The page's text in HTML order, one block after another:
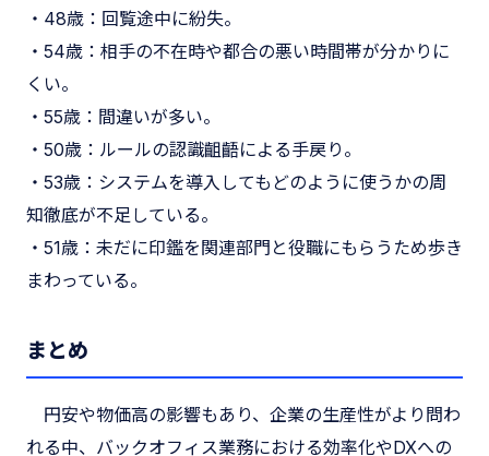
・48歳：回覧途中に紛失。
・54歳：相手の不在時や都合の悪い時間帯が分かりに
くい。
・55歳：間違いが多い。
・50歳：ルールの認識齟齬による手戻り。
・53歳：システムを導入してもどのように使うかの周
知徹底が不足している。
・51歳：未だに印鑑を関連部門と役職にもらうため歩き
まわっている。
まとめ
円安や物価高の影響もあり、企業の生産性がより問わ
れる中、バックオフィス業務における効率化やDXへの